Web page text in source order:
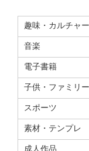
価格の安い順
月間ランキング
趣味・カルチャー
音楽
電子書籍
子供・ファミリー
スポーツ
素材・テンプレ
成人作品